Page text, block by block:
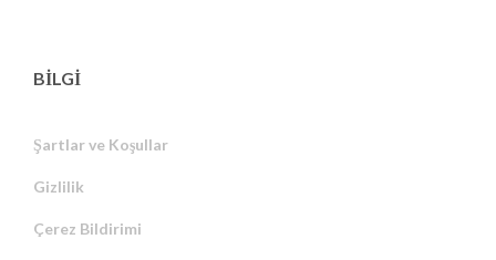
BİLGİ
Şartlar ve Koşullar
Gizlilik
Çerez Bildirimi